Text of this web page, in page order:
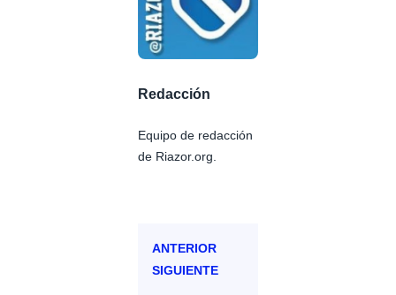
Redacción
Equipo de redacción
de Riazor.org.
ANTERIOR
SIGUIENTE